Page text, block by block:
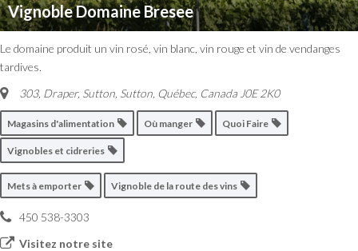
Vignoble Domaine Bresee
Le domaine produit un vin rosé, vin blanc, vin rouge et vin de vendanges
tardives.
303, Draper, Sutton Sutton, Québec, Canada J0E 2K0
Magasins d'alimentation Où manger Quoi Faire
Vignobles et cidreries
Mets à emporter Vignoble de la route des vins
450 538-3303
Visitez notre site